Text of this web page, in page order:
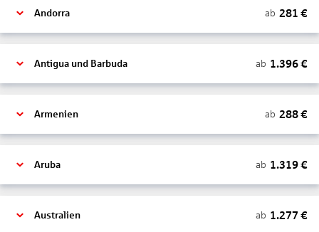
Andorra ab 281 €
Antigua und Barbuda ab 1.396€
Armenien ab 288€
Aruba ab 1.319€
Australien ab 1.277 €